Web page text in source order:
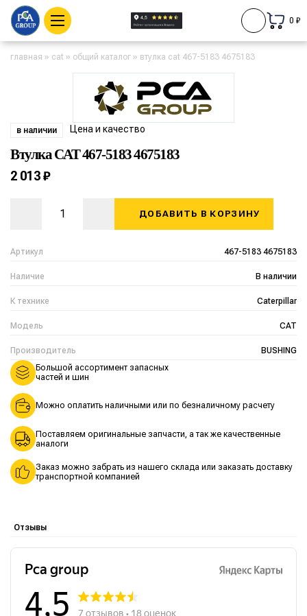
0 ₽
главная » cat » общий каталог » втулка cat 467-5183 4675183
в наличии Цена и качество
Втулка CAT 467-5183 4675183
Артикул 467-5183 4675183
Наличие В наличии
К технике Caterpillar
Модель CAT
Производитель BUSHING
2 013 ₽
ДОБАВИТЬ В КОРЗИНУ
Большой ассортимент запасных
частей и шин
Можно оплатить наличными или по безналичному расчету
Поставляем оригинальные запчасти, а так же качественные
аналоги
Заказ можно забрать из нашего склада или заказать доставку
транспортной компанией
Отзывы